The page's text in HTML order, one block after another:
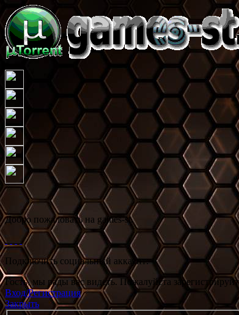
Добро пожаловать на games-st.
Подключить социальный аккаунт:
Гость, мы рады вас видеть. Пожалуйста
Вход/Регистрация
Закрыть